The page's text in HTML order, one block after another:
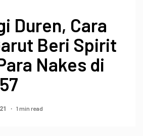
Duren, Cara
Beri Spirit
Nakes di
1 min read